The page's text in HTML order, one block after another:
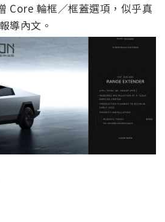
Core 輪框／框蓋選項，似乎真
導內文。